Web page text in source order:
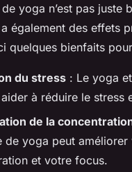
yoga n’est pas juste
également des effets
quelques bienfaits
du stress : Le yoga
à réduire le stress
de la
de yoga peut améliorer
et votre focus.